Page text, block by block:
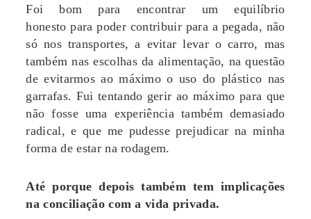
Foi bom para encontrar um equilíbrio
honesto para poder contribuir para a pegada, não
só nos transportes, a evitar levar o carro, mas
também nas escolhas da alimentação, na questão
de evitarmos ao máximo o uso do plástico nas
garrafas. Fui tentando gerir ao máximo para que
não fosse uma experiência também demasiado
radical, e que me pudesse prejudicar na minha
forma de estar na rodagem.
Até porque depois também tem implicações
na conciliação com a vida privada.